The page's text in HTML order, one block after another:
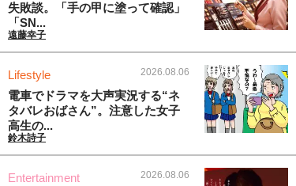
失敗談。「手の甲に塗って確認」
「SN...
遠藤幸子
Lifestyle 2026.08.06
電車でドラマを大声実況する“ネ
タバレおばさん”。注意した女子
高生の...
鈴木詩子
Entertainment 2026.08.06